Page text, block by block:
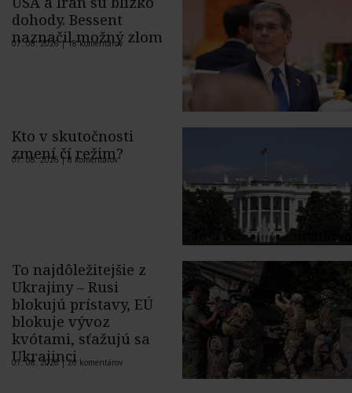
dohody. Bessent
naznačil možný zlom
07. 08. 2026 |18 komentárov
Kto v skutočnosti
zmení čí režim?
07. 08. 2026 |8 komentárov
To najdôležitejšie z
Ukrajiny – Rusi
blokujú prístavy, EÚ
blokuje vývoz
kvótami, sťažujú sa
Ukrajinci
07. 08. 2026 |26 komentárov